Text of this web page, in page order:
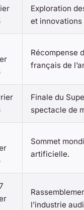
Exploration
et innovations
Récompense
français de
Finale du
spectacle de
Sommet
artificielle.
l’industrie